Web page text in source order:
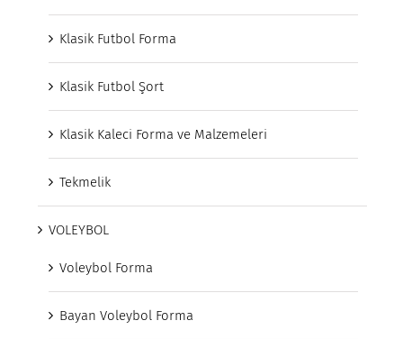
Klasik Futbol Forma
Klasik Futbol Şort
Klasik Kaleci Forma ve Malzemeleri
Tekmelik
VOLEYBOL
Voleybol Forma
Bayan Voleybol Forma